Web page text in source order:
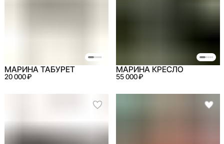
20 000 ₽
МАРИНА ТАБУРЕТ
55 000 ₽
МАРИНА КРЕСЛО